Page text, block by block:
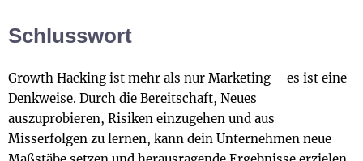
Schlusswort
Growth Hacking ist mehr als nur Marketing – es ist eine
Denkweise. Durch die Bereitschaft, Neues
auszuprobieren, Risiken einzugehen und aus
Misserfolgen zu lernen, kann dein Unternehmen neue